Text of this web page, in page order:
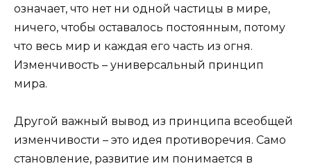
означает, что нет ни одной частицы в мире,
ничего, чтобы оставалось постоянным, потому
что весь мир и каждая его часть из огня.
Изменчивость – универсальный принцип
мира.
Другой важный вывод из принципа всеобщей
изменчивости – это идея противоречия. Само
становление, развитие им понимается в